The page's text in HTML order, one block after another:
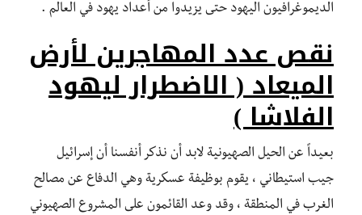
الديموغرافيون اليهود حتى يزيدوا من أعداد يهود في العالم .
نقص عدد المهاجرين لأرض
الميعاد ( الاضطرار ليهود
الفلاشا )
بعيداً عن الحيل الصهيونية لابد أن نذكر أنفسنا أن إسرائيل
جيب استيطاني ، يقوم بوظيفة عسكرية وهي الدفاع عن مصالح
الغرب في المنطقة ، وقد وعد القائمون على المشروع الصهيوني